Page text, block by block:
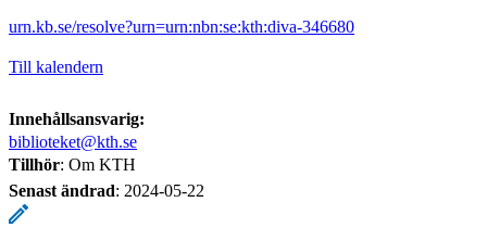
urn.kb.se/resolve?urn=urn:nbn:se:kth:diva-346680
Till kalendern
Innehållsansvarig:
biblioteket@kth.se
Tillhör: Om KTH
Senast ändrad: 2024-05-22